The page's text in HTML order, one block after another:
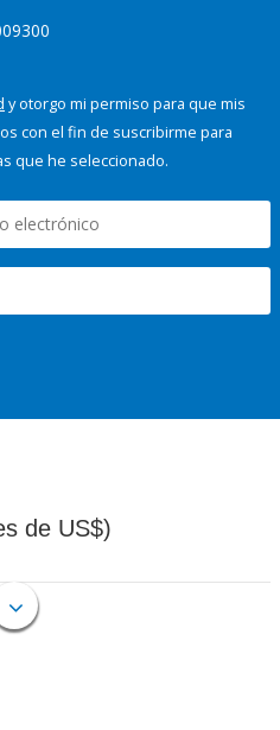
y otorgo mi permiso para que mis
con el fin de suscribirme para
que he seleccionado.
de US$)